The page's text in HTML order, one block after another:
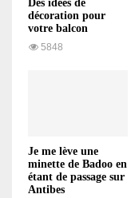
Des idées de
décoration pour
votre balcon
5848
Je me lève une
minette de Badoo en
étant de passage sur
Antibes